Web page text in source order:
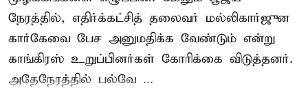
நேரத்தில், எதிர்க்கட்சித் தலைவர் மல்லிகார்ஜுன
கார்கேவை பேச அனுமதிக்க வேண்டும் என்று
காங்கிரஸ் உறுப்பினர்கள் கோரிக்கை விடுத்தனர்.
அதேநேரத்தில் பல்வே ...